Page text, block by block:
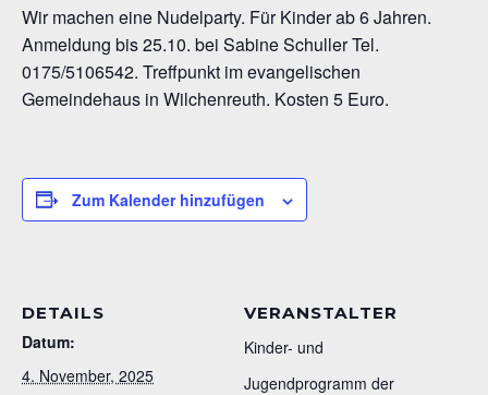
Wir machen eine Nudelparty. Für Kinder ab 6 Jahren.
Anmeldung bis 25.10. bei Sabine Schuller Tel.
0175/5106542. Treffpunkt im evangelischen
Gemeindehaus in Wilchenreuth. Kosten 5 Euro.
Zum Kalender hinzufügen
DETAILS
Datum:
4. November, 2025
VERANSTALTER
Kinder- und
Jugendprogramm der